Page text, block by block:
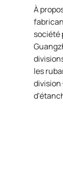
À
société
les